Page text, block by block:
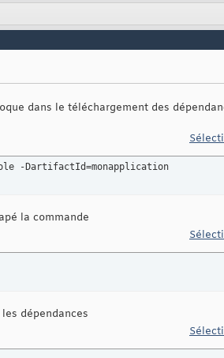
dans le téléchargement des
-DartifactId=monapplication
la commande
dépendances